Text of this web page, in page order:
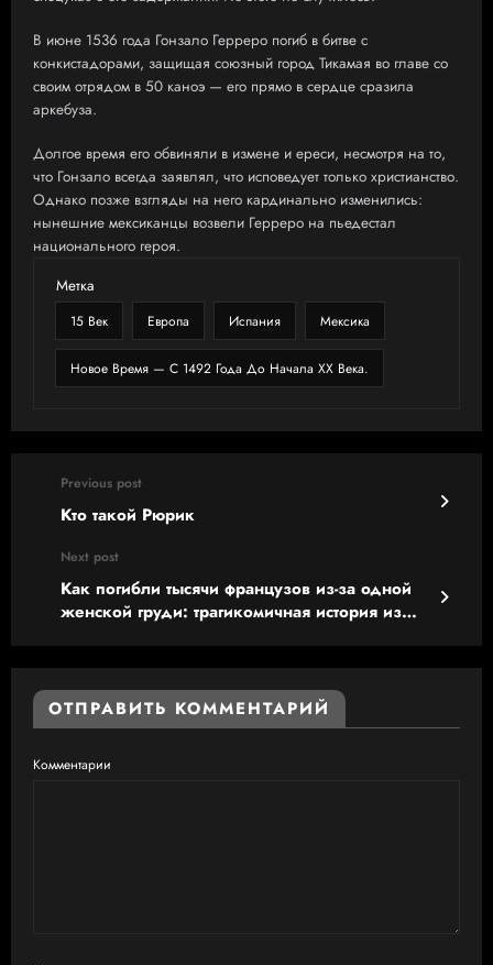
В июне 1536 года Гонзало Герреро погиб в битве с
конкистадорами, защищая союзный город Тикамая во главе со
своим отрядом в 50 каноэ — его прямо в сердце сразила
аркебуза.
Долгое время его обвиняли в измене и ереси, несмотря на то,
что Гонзало всегда заявлял, что исповедует только христианство.
Однако позже взгляды на него кардинально изменились:
нынешние мексиканцы возвели Герреро на пьедестал
национального героя.
Метка
15 Век Европа Испания Мексика
Новое Время — С 1492 Года До Начала XX Века.
Previous post
Кто такой Рюрик
Next post
Как погибли тысячи французов из-за одной
женской груди: трагикомичная история из
ОТПРАВИТЬ КОММЕНТАРИЙ
Комментарии